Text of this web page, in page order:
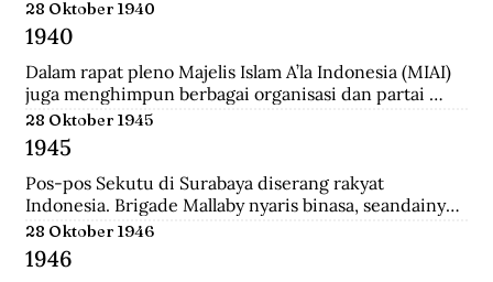
Indonesia, dan menjunjung bahasa persatuan bahasa
Indonesia.
28 Oktober 1940
1940
Dalam rapat pleno Majelis Islam A’la Indonesia (MIAI)
juga menghimpun berbagai organisasi dan partai
Islam untuk mengajukan mosi kepada pemerintah.
Gabungan Politik Indonesia (GAPI) menyatakan
dukungannya atas langkah-langkah MIAI. Pemerintah
akhirnya memperhatikan tuntutan MIAI dan GAPI.
28 Oktober 1945
1945
Pos-pos Sekutu di Surabaya diserang rakyat
Indonesia. Brigade Mallaby nyaris binasa, seandainya
pemimpin-pemimpin Indonesia tidak segera
memerintahkan penghentian tembak-menembak.
28 Oktober 1946
1946